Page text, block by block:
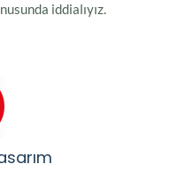
iddialıyız.